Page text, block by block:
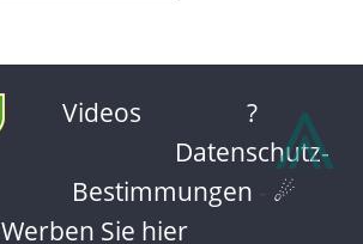
Videos
?
Datenschutz-
Bestimmungen
☄
Werben Sie hier
⩓